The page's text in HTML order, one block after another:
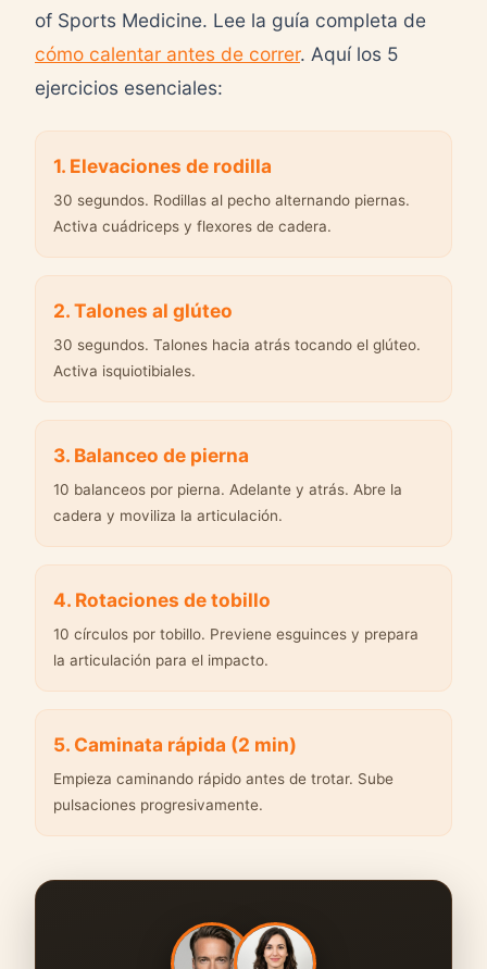
of Sports Medicine. Lee la guía completa de
cómo calentar antes de correr. Aquí los 5
ejercicios esenciales:
1. Elevaciones de rodilla
30 segundos. Rodillas al pecho alternando piernas.
Activa cuádriceps y flexores de cadera.
2. Talones al glúteo
30 segundos. Talones hacia atrás tocando el glúteo.
Activa isquiotibiales.
3. Balanceo de pierna
10 balanceos por pierna. Adelante y atrás. Abre la
cadera y moviliza la articulación.
4. Rotaciones de tobillo
10 círculos por tobillo. Previene esguinces y prepara
la articulación para el impacto.
5. Caminata rápida (2 min)
Empieza caminando rápido antes de trotar. Sube
pulsaciones progresivamente.